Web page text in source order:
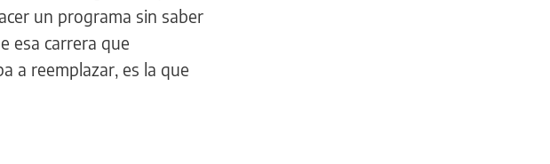
un programa sin saber
esa carrera que
a reemplazar, es la que